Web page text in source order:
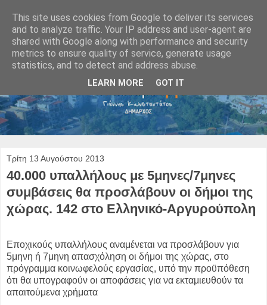
Τρίτη 13 Αυγούστου 2013
40.000 υπαλλήλους με 5μηνες/7μηνες
συμβάσεις θα προσλάβουν οι δήμοι της
χώρας. 142 στο Ελληνικό-Αργυρούπολη
Εποχικούς υπαλλήλους αναμένεται να προσλάβουν για
5μηνη ή 7μηνη απασχόληση οι δήμοι της χώρας, στο
πρόγραμμα κοινωφελούς εργασίας, υπό την προϋπόθεση
ότι θα υπογραφούν οι αποφάσεις για να εκταμιευθούν τα
απαιτούμενα χρήματα
This site uses cookies from Google to deliver its services
and to analyze traffic. Your IP address and user-agent are
shared with Google along with performance and security
metrics to ensure quality of service, generate usage
statistics, and to detect and address abuse.
LEARN MORE GOT IT